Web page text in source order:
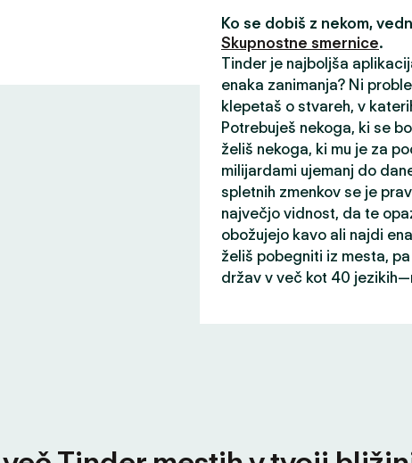
Ko se dobiš z nekom,
Skupnostne smernice.
Tinder je najboljša
enaka zanimanja? Ni
klepetaš o stvareh, v
Potrebuješ nekoga, ki se
želiš nekoga, ki mu je za
milijardami ujemanj do
spletnih zmenkov se je
največjo vidnost, da te
obožujejo kavo ali najdi
želiš pobegniti iz mesta,
držav v več kot 40